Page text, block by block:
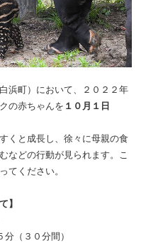
浜町）において、２０２２年
の赤ちゃんを １０月１日
くと成長し、徐々に母親の食
などの行動が見られます。こ
てください。
】
（３０分間）